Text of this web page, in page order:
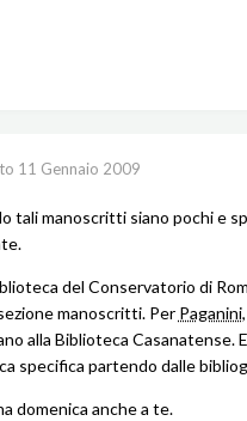
11 Gennaio 2009
tali manoscritti siano pochi e
del Conservatorio di
manoscritti. Per Paganini
alla Biblioteca Casanatense.
specifica partendo dalle
domenica anche a te.